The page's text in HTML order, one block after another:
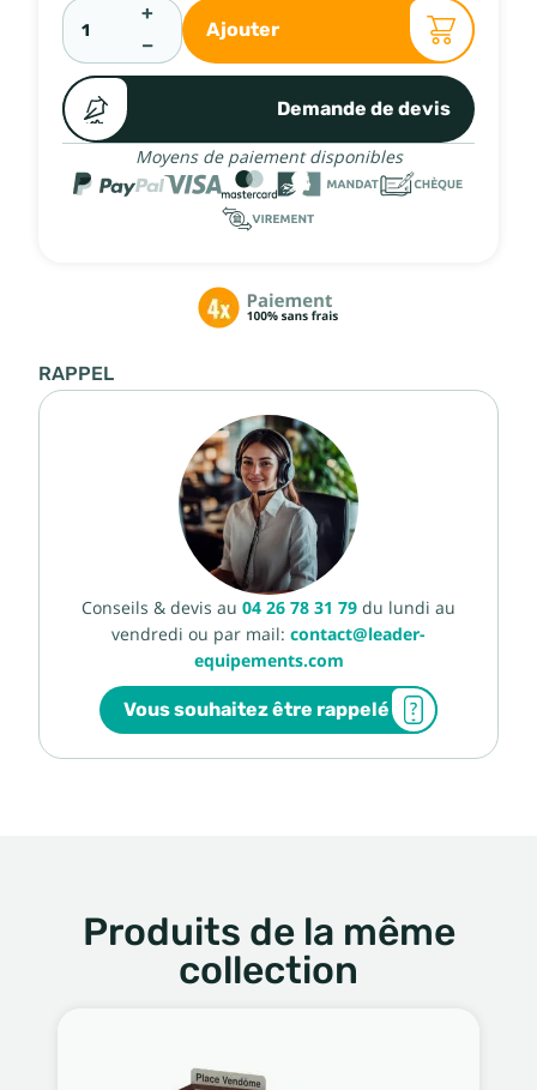
+
−
Ajouter
Demande de devis
Moyens de paiement disponibles
RAPPEL
Conseils & devis au 04 26 78 31 79 du lundi au
vendredi ou par mail: contact@leader-
equipements.com
Vous souhaitez être rappelé
Produits de la même
collection